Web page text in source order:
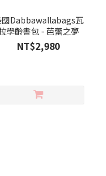
國Dabbawallabags瓦
學齡書包 - 芭蕾之夢
NT$2,980